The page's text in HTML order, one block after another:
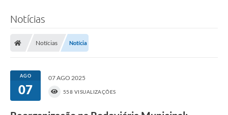
Transparência Pública
Notícias
Legislação
Notícias
Notícias Notícia
AGO
07
07 AGO 2025
558 VISUALIZAÇÕES